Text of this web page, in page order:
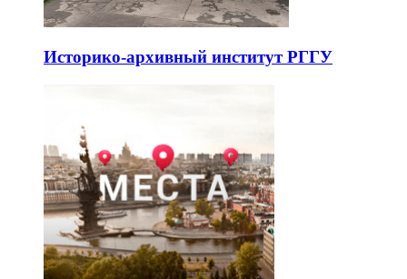
Историко-архивный институт РГГУ